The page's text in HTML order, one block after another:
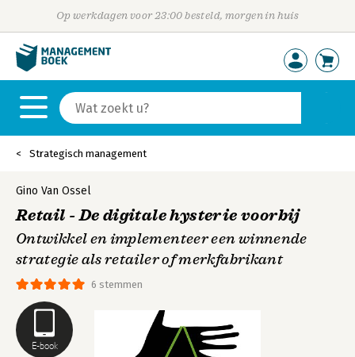
Op werkdagen voor 23:00 besteld, morgen in huis
Strategisch management
E-book
6 stemmen
Gino Van Ossel
Retail - De digitale hysterie voorbij
Ontwikkel en implementeer een winnende
strategie als retailer of merkfabrikant